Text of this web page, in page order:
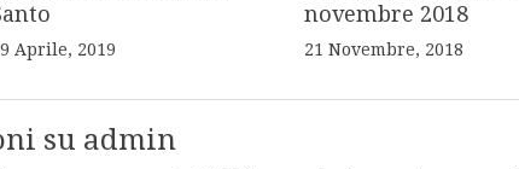
Aprile, 2019
novembre 2018
21 Novembre, 2018
su admin